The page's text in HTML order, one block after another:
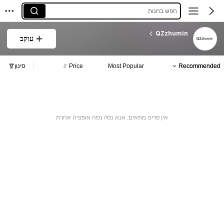
חפש בחנות
QZzhumin
עוקב
Recommended
Most Popular
Price סינון
אין פריט מתאים. אנא נסי/ נסה אופציה אחרת